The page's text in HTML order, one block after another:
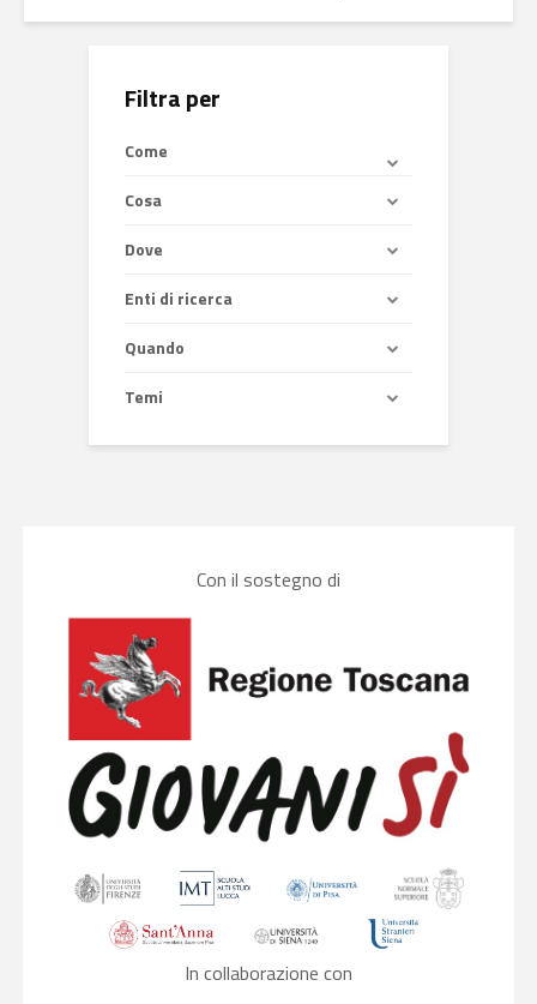
Filtra per
Come
Cosa
Dove
Enti di ricerca
Quando
Temi
Con il sostegno di
In collaborazione con